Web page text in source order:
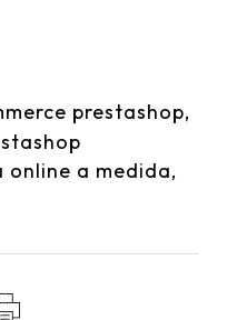
prestashop,
online a medida,